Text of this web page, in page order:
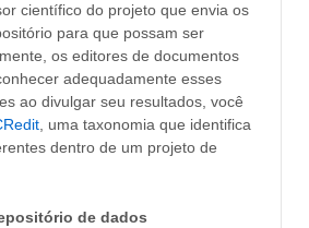
científico do projeto que envia os
para que possam ser
os editores de documentos
adequadamente esses
ao divulgar seu resultados, você
, uma taxonomia que identifica
dentro de um projeto de
de dados